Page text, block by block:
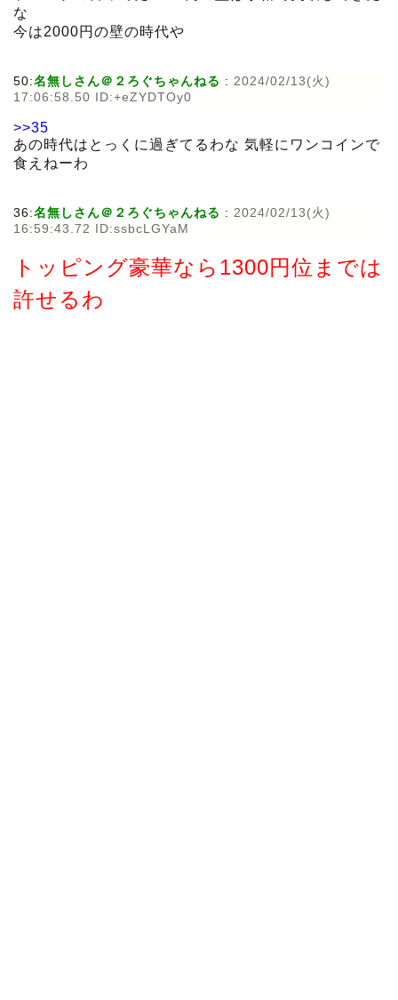
な
今は2000円の壁の時代や
50:名無しさん＠２ろぐちゃんねる : 2024/02/13(火)
17:06:58.50 ID:+eZYDTOy0
>>35
あの時代はとっくに過ぎてるわな 気軽にワンコインで
食えねーわ
36:名無しさん＠２ろぐちゃんねる : 2024/02/13(火)
16:59:43.72 ID:ssbcLGYaM
トッピング豪華なら1300円位までは
許せるわ